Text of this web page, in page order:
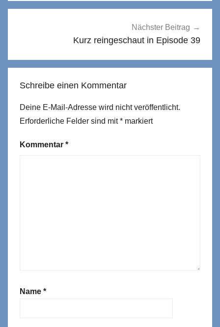
Nächster Beitrag
Kurz reingeschaut in Episode 39
Schreibe einen Kommentar
Deine E-Mail-Adresse wird nicht veröffentlicht.
Erforderliche Felder sind mit* markiert
Kommentar *
Name *